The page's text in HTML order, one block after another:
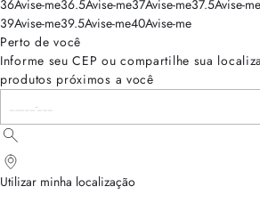
36Avise-me36.5Avise-me37Avise-me37.5Avise-me
39Avise-me39.5Avise-me40Avise-me
Perto de você
Informe seu CEP ou compartilhe sua
produtos próximos a você
Utilizar minha localização